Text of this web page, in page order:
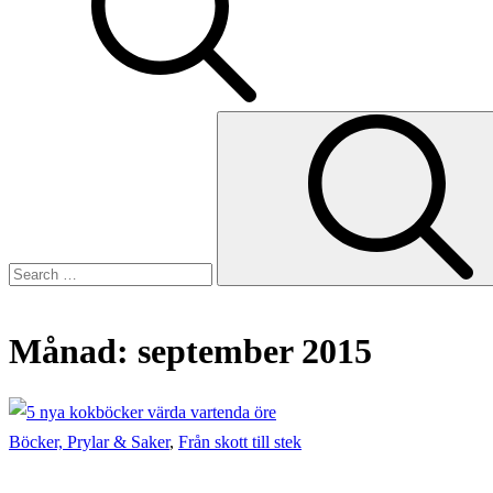
Home
september
Månad: september 2015
Böcker, Prylar & Saker, Från skott till stek